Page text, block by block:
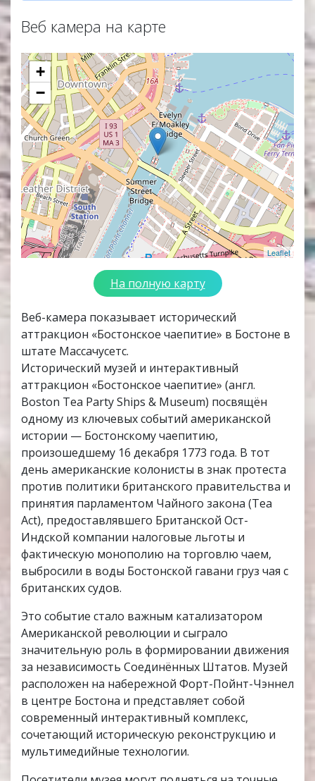
Веб камера на карте
+
−
Leaflet
На полную карту
Веб-камера показывает исторический
аттракцион «Бостонское чаепитие» в Бостоне в
штате Массачусетс.
Исторический музей и интерактивный
аттракцион «Бостонское чаепитие» (англ.
Boston Tea Party Ships & Museum) посвящён
одному из ключевых событий американской
истории — Бостонскому чаепитию,
произошедшему 16 декабря 1773 года. В тот
день американские колонисты в знак протеста
против политики британского правительства и
принятия парламентом Чайного закона (Tea
Act), предоставлявшего Британской Ост-
Индской компании налоговые льготы и
фактическую монополию на торговлю чаем,
выбросили в воды Бостонской гавани груз чая с
британских судов.
Это событие стало важным катализатором
Американской революции и сыграло
значительную роль в формировании движения
за независимость Соединённых Штатов. Музей
расположен на набережной Форт-Пойнт-Чэннел
в центре Бостона и представляет собой
современный интерактивный комплекс,
сочетающий историческую реконструкцию и
мультимедийные технологии.